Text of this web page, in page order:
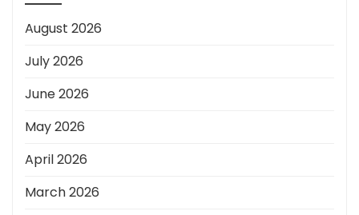
August 2026
July 2026
June 2026
May 2026
April 2026
March 2026